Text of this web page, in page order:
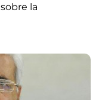
la